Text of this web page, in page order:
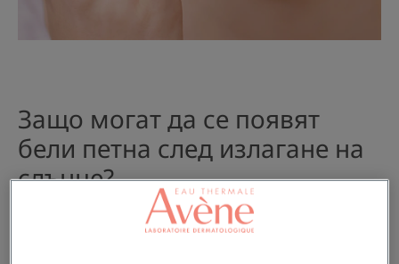
Защо могат да се появят
бели петна след излагане на
слънце?
бели петна по кожата са свързани с